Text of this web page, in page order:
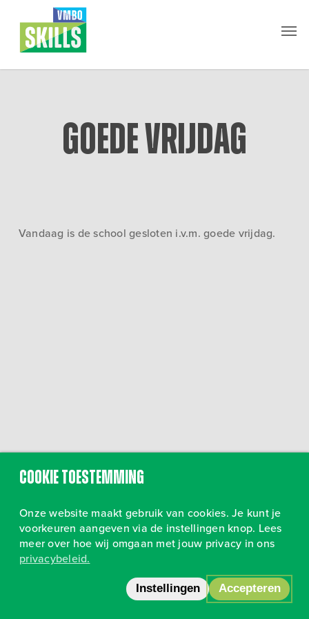
Goede vrijdag
Vandaag is de school gesloten i.v.m. goede vrijdag.
Volg ons op Instagram•Privacy
Cookie toestemming
Onze website maakt gebruik van cookies. Je kunt je
voorkeuren aangeven via de instellingen knop. Lees
meer over hoe wij omgaan met jouw privacy in ons
privacybeleid.
Instellingen Accepteren